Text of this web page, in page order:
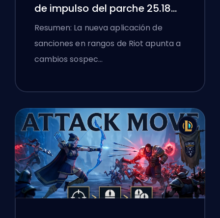
de impulso del parche 25.18
de League of Legends
Resumen: La nueva aplicación de
sanciones en rangos de Riot apunta a
cambios sospec…